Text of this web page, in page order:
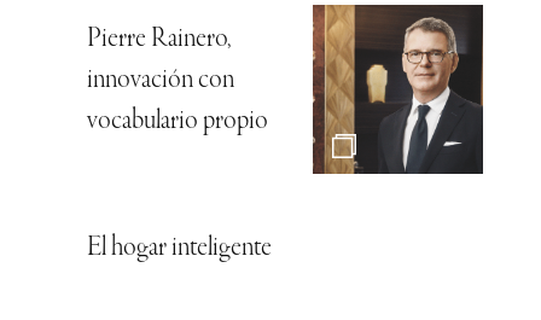
Pierre Rainero,
innovación con
vocabulario propio
El hogar inteligente